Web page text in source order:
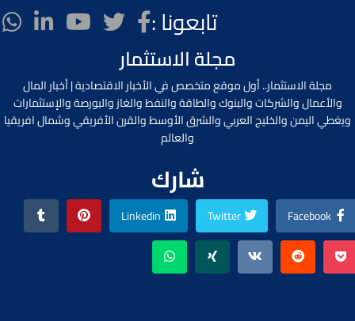
تابعونا :
مجلة الاستثمار
مجلة الاستثمار.. أول موقع متخصص في الأخبار الاقتصادية | أخبار المال
والأعمال والشركات والبنوك والطاقة والنفط والغاز والبورصة والإستثمارات
ويغطي اليمن والخليج العربي والشرق الأوسط والقرن الأفريقي وشمال افريقيا
والعالم
شارك
Facebook
Twitter
Linkedin